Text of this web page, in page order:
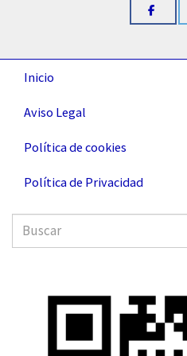
Inicio
Aviso Legal
Política de cookies
Política de Privacidad